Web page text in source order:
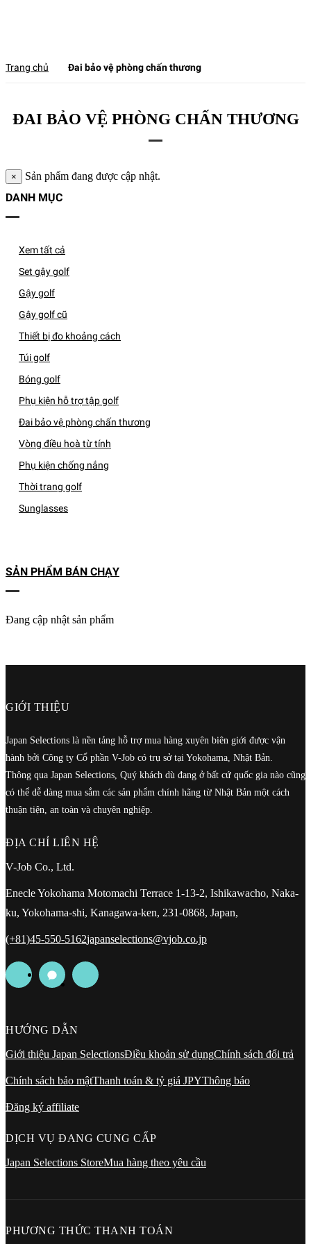
Trang chủ Đai bảo vệ phòng chấn thương
ĐAI BẢO VỆ PHÒNG CHẤN THƯƠNG
× Sản phẩm đang được cập nhật.
DANH MỤC
Xem tất cả
Set gậy golf
Gậy golf
Gậy golf cũ
Thiết bị đo khoảng cách
Túi golf
Bóng golf
Phụ kiện hỗ trợ tập golf
Đai bảo vệ phòng chấn thương
Vòng điều hoà từ tính
Phụ kiện chống nắng
Thời trang golf
Sunglasses
SẢN PHẨM BÁN CHẠY
Đang cập nhật sản phẩm
GIỚI THIỆU
Japan Selections là nền tảng hỗ trợ mua hàng xuyên biên giới được vận
hành bởi Công ty Cổ phần V-Job có trụ sở tại Yokohama, Nhật Bản.
Thông qua Japan Selections, Quý khách dù đang ở bất cứ quốc gia nào cũng
có thể dễ dàng mua sắm các sản phẩm chính hãng từ Nhật Bản một cách
thuận tiện, an toàn và chuyên nghiệp.
ĐỊA CHỈ LIÊN HỆ
V-Job Co., Ltd.
Enecle Yokohama Motomachi Terrace 1-13-2, Ishikawacho, Naka-
ku, Yokohama-shi, Kanagawa-ken, 231-0868, Japan,
(+81)45-550-5162japanselections@vjob.co.jp
HƯỚNG DẪN
Giới thiệu Japan SelectionsĐiều khoản sử dụngChính sách đổi trả
Chính sách bảo mậtThanh toán & tỷ giá JPYThông báo
Đăng ký affiliate
DỊCH VỤ ĐANG CUNG CẤP
Japan Selections StoreMua hàng theo yêu cầu
PHƯƠNG THỨC THANH TOÁN